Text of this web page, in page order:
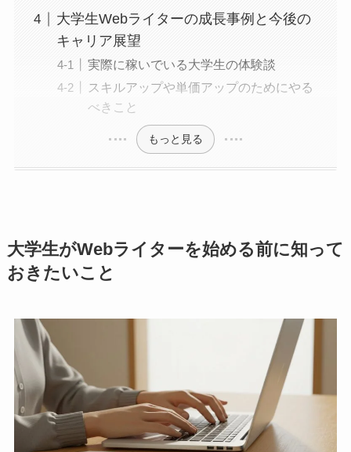
大学生Webライターの成長事例と今後の
キャリア展望
実際に稼いでいる大学生の体験談
スキルアップや単価アップのためにやる
べきこと
もっと見る
大学生がWebライターを始める前に知って
おきたいこと